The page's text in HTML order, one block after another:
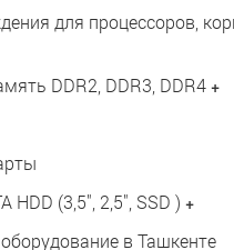
для процессоров,
DDR2, DDR3, DDR4 +
HDD (3,5", 2,5", SSD ) +
в Ташкенте